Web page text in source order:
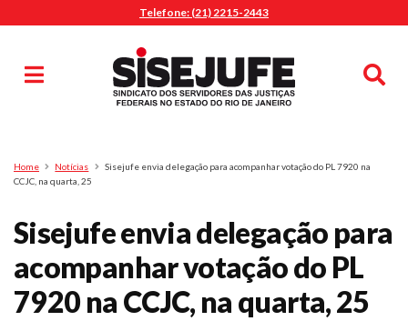
Telefone: (21) 2215-2443
Pesquisa
Home Notícias
Sisejufe envia delegação para acompanhar votação do PL 7920 na
CCJC, na quarta, 25
Sisejufe envia delegação para
acompanhar votação do PL
7920 na CCJC, na quarta, 25
MENU
Sindicalize-se
Jurídico
O Sindicato
Agenda
Casa do Alto